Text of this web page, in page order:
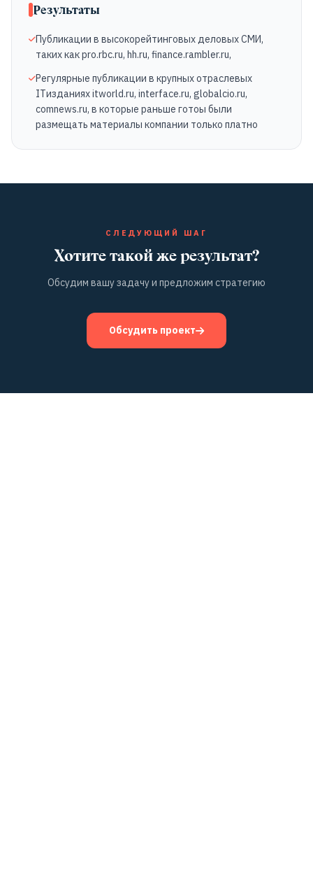
Результаты
Публикации в высокорейтинговых деловых СМИ,
таких как pro.rbc.ru, hh.ru, finance.rambler.ru,
Регулярные публикации в крупных отраслевых
ITизданиях itworld.ru, interface.ru, globalcio.ru,
comnews.ru, в которые раньше готоы были
размещать материалы компании только платно
СЛЕДУЮЩИЙ ШАГ
Хотите такой же результат?
Обсудим вашу задачу и предложим стратегию
Обсудить проект